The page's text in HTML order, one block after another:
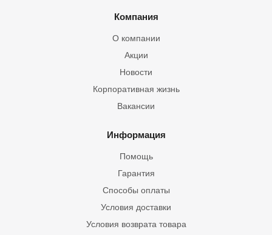
Компания
О компании
Акции
Новости
Корпоративная жизнь
Вакансии
Информация
Помощь
Гарантия
Способы оплаты
Условия доставки
Условия возврата товара